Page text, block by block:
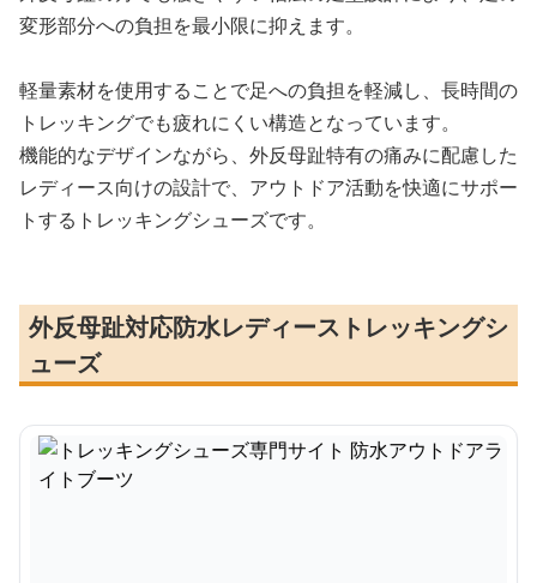
変形部分への負担を最小限に抑えます。
軽量素材を使用することで足への負担を軽減し、長時間の
トレッキングでも疲れにくい構造となっています。
機能的なデザインながら、外反母趾特有の痛みに配慮した
レディース向けの設計で、アウトドア活動を快適にサポー
トするトレッキングシューズです。
外反母趾対応防水レディーストレッキングシ
ューズ